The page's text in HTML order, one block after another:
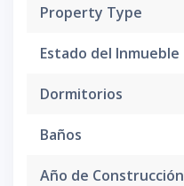
Property Type
Estado del Inmueble
Dormitorios
Baños
Año de Construcción